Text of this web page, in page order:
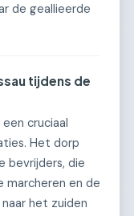
de geallieerde
tijdens de
cruciaal
Het dorp
bevrijders, die
marcheren en de
het zuiden